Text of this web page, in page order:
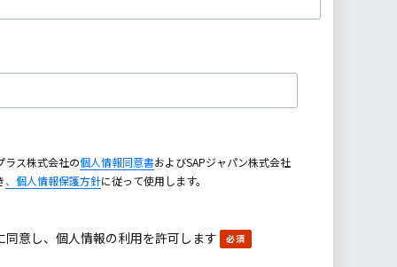
ラス株式会社の個人情報同意書およびSAPジャパン株式会社
、個人情報保護方針に従って使用します。
同意し、個人情報の利用を許可します